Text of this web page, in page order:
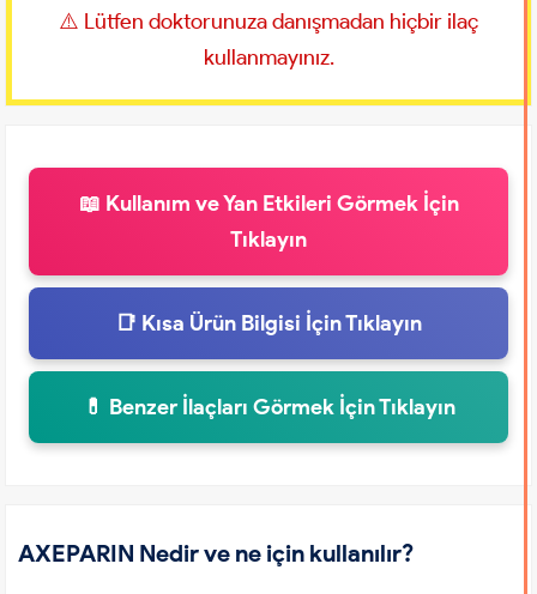
⚠️ Lütfen doktorunuza danışmadan hiçbir ilaç
kullanmayınız.
📖 Kullanım ve Yan Etkileri Görmek İçin
Tıklayın
📑 Kısa Ürün Bilgisi İçin Tıklayın
💊 Benzer İlaçları Görmek İçin Tıklayın
AXEPARIN Nedir ve ne için kullanılır?